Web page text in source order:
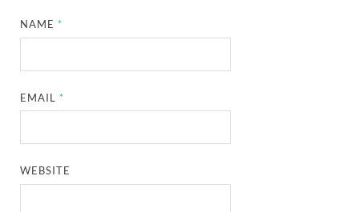
NAME*
EMAIL*
WEBSITE